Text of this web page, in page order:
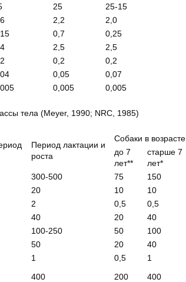
25
25-15
2,2
2,0
0,7
0,25
2,5
2,5
0,2
0,2
0,05
0,07
0,005 0,005
тела (Meyer, 1990; NRC, 1985)
Период лактации и
роста
Собаки в возрасте
до 7
лет**
старше 7
лет*
300-500 75
150
20 10
10
2 0,5
0,5
40 20
40
100-250 50
100
50 20
40
1 0,5
1
400 200 400